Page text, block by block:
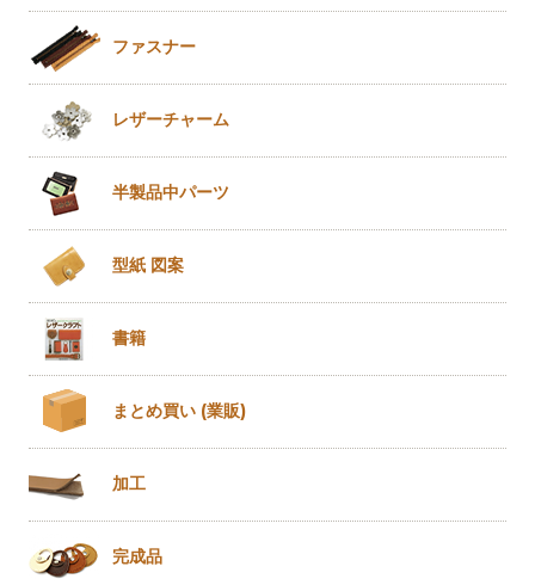
ファスナー
レザーチャーム
半製品中パーツ
型紙 図案
書籍
まとめ買い (業販)
加工
完成品